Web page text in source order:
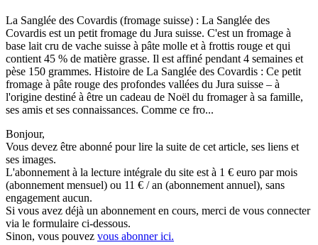
La Sanglée des Covardis (fromage suisse) : La Sanglée des
Covardis est un petit fromage du Jura suisse. C'est un fromage à
base lait cru de vache suisse à pâte molle et à frottis rouge et qui
contient 45 % de matière grasse. Il est affiné pendant 4 semaines et
pèse 150 grammes. Histoire de La Sanglée des Covardis : Ce petit
fromage à pâte rouge des profondes vallées du Jura suisse – à
l'origine destiné à être un cadeau de Noël du fromager à sa famille,
ses amis et ses connaissances. Comme ce fro...
Bonjour,
Vous devez être abonné pour lire la suite de cet article, ses liens et
ses images.
L'abonnement à la lecture intégrale du site est à 1 € euro par mois
(abonnement mensuel) ou 11 € / an (abonnement annuel), sans
engagement aucun.
Si vous avez déjà un abonnement en cours, merci de vous connecter
via le formulaire ci-dessous.
Sinon, vous pouvez vous abonner ici.